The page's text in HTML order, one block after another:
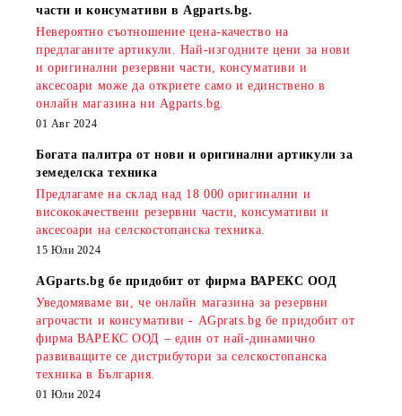
части и консумативи в Agparts.bg.
Невероятно съотношение цена-качество на
предлаганите артикули. Най-изгодните цени за нови
и оригинални резервни части, консумативи и
аксесоари може да откриете само и единствено в
онлайн магазина ни Agparts.bg.
01 Авг 2024
Богата палитра от нови и оригинални артикули за
земеделска техника
Предлагаме на склад над 18 000 оригинални и
висококачествени резервни части, консумативи и
аксесоари на селскостопанска техника.
15 Юли 2024
AGparts.bg бе придобит от фирма ВАРЕКС ООД
Уведомяваме ви, че онлайн магазина за резервни
агрочасти и консумативи - AGprats.bg бе придобит от
фирма ВАРЕКС ООД – един от най-динамично
развиващите се дистрибутори за селскостопанска
техника в България.
01 Юли 2024